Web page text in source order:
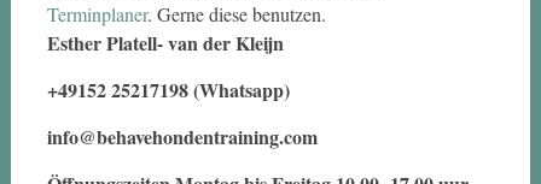
Terminplaner. Gerne diese benutzen.
Esther Platell- van der Kleijn
+49152 25217198 (Whatsapp)
info@behavehondentraining.com